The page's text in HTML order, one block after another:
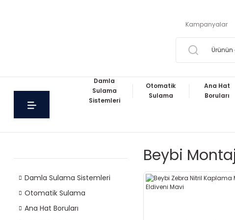
Kampanyalar
Damla
Sulama
Sistemleri
Otomatik
Sulama
Ana Hat
Boruları
Damla Sulama Sistemleri
Otomatik Sulama
Ana Hat Boruları
Beybi